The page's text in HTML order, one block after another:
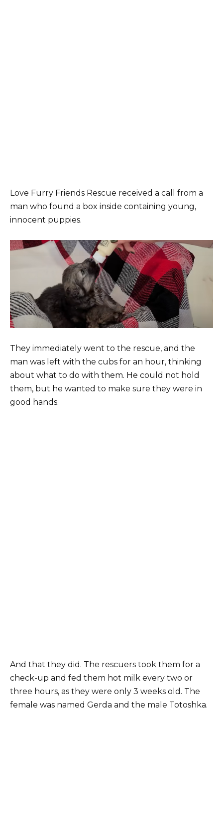
Love Furry Friends Rescue received a call from a
man who found a box inside containing young,
innocent puppies.
They immediately went to the rescue, and the
man was left with the cubs for an hour, thinking
about what to do with them. He could not hold
them, but he wanted to make sure they were in
good hands.
And that they did. The rescuers took them for a
check-up and fed them hot milk every two or
three hours, as they were only 3 weeks old. The
female was named Gerda and the male Totoshka.